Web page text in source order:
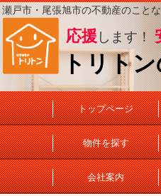
瀬戸市・尾張旭市の不動産のこと
応援 します！
トリト
トップページ
物件を探す
会社案内